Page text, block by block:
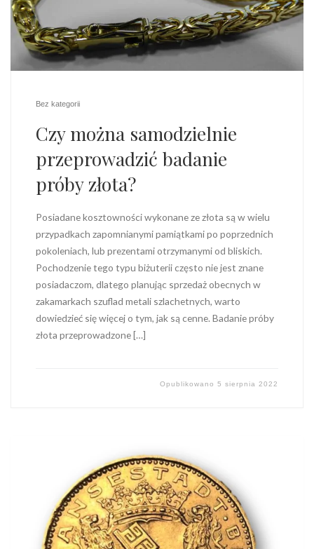
Bez kategorii
Czy można samodzielnie
przeprowadzić badanie
próby złota?
Posiadane kosztowności wykonane ze złota są w wielu
przypadkach zapomnianymi pamiątkami po poprzednich
pokoleniach, lub prezentami otrzymanymi od bliskich.
Pochodzenie tego typu biżuterii często nie jest znane
posiadaczom, dlatego planując sprzedaż obecnych w
zakamarkach szuflad metali szlachetnych, warto
dowiedzieć się więcej o tym, jak są cenne. Badanie próby
złota przeprowadzone […]
Opublikowano5 sierpnia 2022